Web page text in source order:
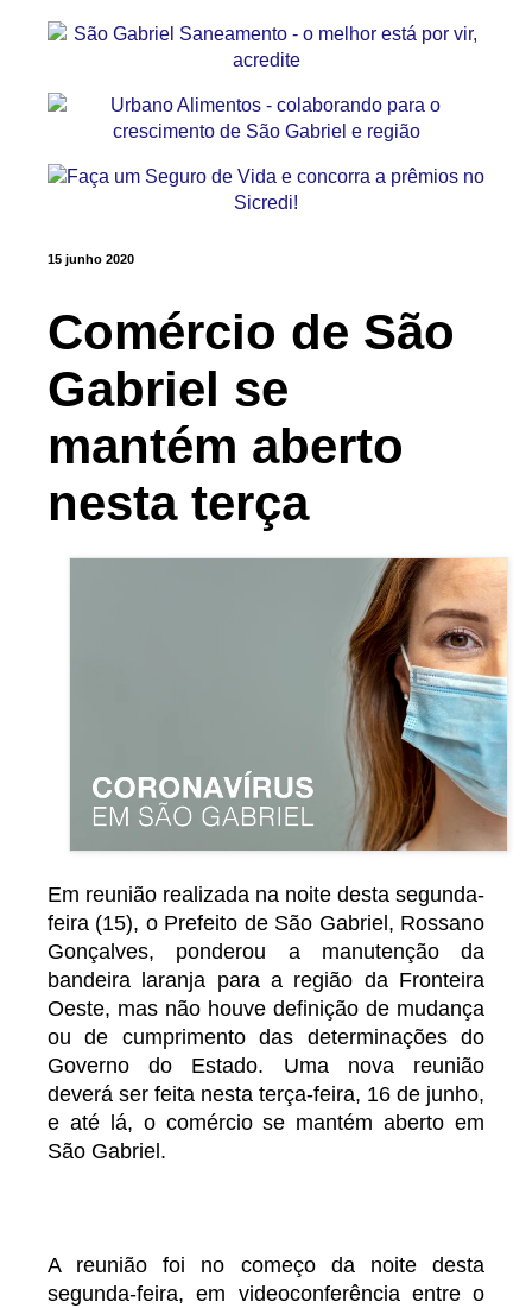
15 junho 2020
Comércio de São
Gabriel se
mantém aberto
nesta terça
Em reunião realizada na noite desta segunda-
feira (15), o Prefeito de São Gabriel, Rossano
Gonçalves, ponderou a manutenção da
bandeira laranja para a região da Fronteira
Oeste, mas não houve definição de mudança
ou de cumprimento das determinações do
Governo do Estado. Uma nova reunião
deverá ser feita nesta terça-feira, 16 de junho,
e até lá, o comércio se mantém aberto em
São Gabriel.
A reunião foi no começo da noite desta
segunda-feira, em videoconferência entre o